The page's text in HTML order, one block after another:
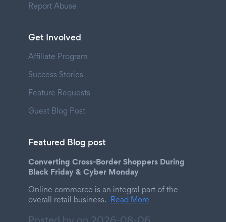
Report Abuse
Get Involved
Affiliate Program
Success Stories
Feature Requests
Guest Blog Post
Featured Blog post
Converting Cross-Border Shoppers During
Black Friday & Cyber Monday
Online commerce is an integral part of the
overall retail business. Read More